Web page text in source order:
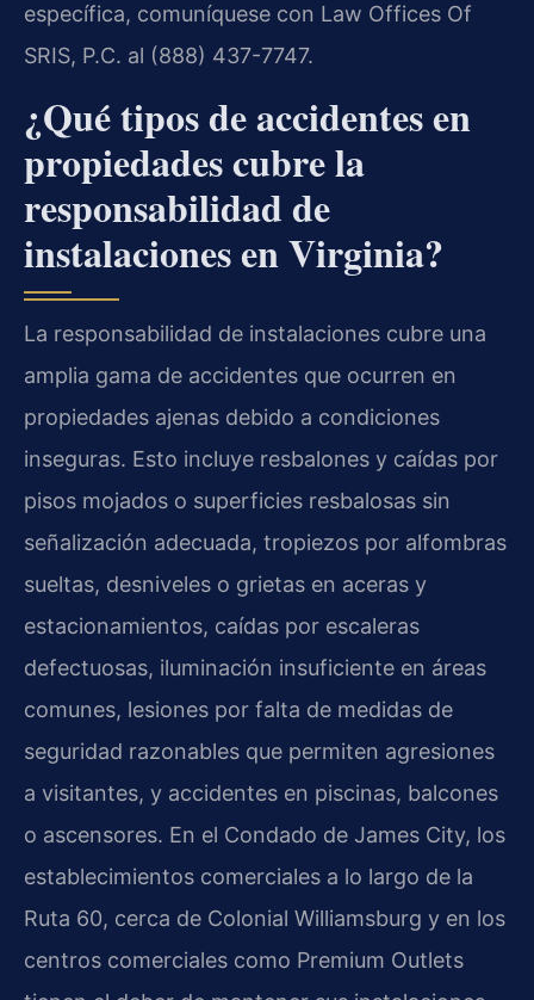
específica, comuníquese con Law Offices Of
SRIS, P.C. al (888) 437-7747.
¿Qué tipos de accidentes en
propiedades cubre la
responsabilidad de
instalaciones en Virginia?
La responsabilidad de instalaciones cubre una
amplia gama de accidentes que ocurren en
propiedades ajenas debido a condiciones
inseguras. Esto incluye resbalones y caídas por
pisos mojados o superficies resbalosas sin
señalización adecuada, tropiezos por alfombras
sueltas, desniveles o grietas en aceras y
estacionamientos, caídas por escaleras
defectuosas, iluminación insuficiente en áreas
comunes, lesiones por falta de medidas de
seguridad razonables que permiten agresiones
a visitantes, y accidentes en piscinas, balcones
o ascensores. En el Condado de James City, los
establecimientos comerciales a lo largo de la
Ruta 60, cerca de Colonial Williamsburg y en los
centros comerciales como Premium Outlets